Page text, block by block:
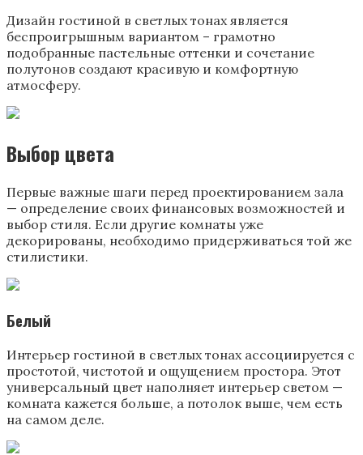
Дизайн гостиной в светлых тонах является
беспроигрышным вариантом – грамотно
подобранные пастельные оттенки и сочетание
полутонов создают красивую и комфортную
атмосферу.
Выбор цвета
Первые важные шаги перед проектированием зала
— определение своих финансовых возможностей и
выбор стиля. Если другие комнаты уже
декорированы, необходимо придерживаться той же
стилистики.
Белый
Интерьер гостиной в светлых тонах ассоциируется с
простотой, чистотой и ощущением простора. Этот
универсальный цвет наполняет интерьер светом —
комната кажется больше, а потолок выше, чем есть
на самом деле.